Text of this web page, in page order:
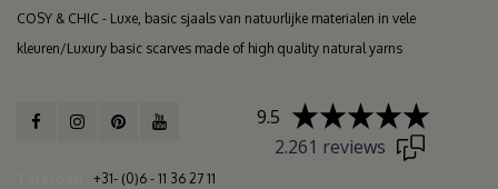
COSY & CHIC - Luxe, basic sjaals van natuurlijke materialen in vele
kleuren/Luxury basic scarves made of high quality natural yarns
+31- (0)6 - 11 36 27 11
9.5
2.261 reviews